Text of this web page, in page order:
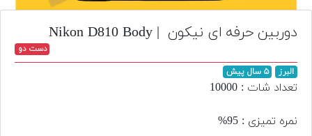
تجهیزات
مکث
افزودن
دست
دوم
دوربین حرفه ای نیکون | Nikon D810 Body
دست دو
البرز ۵ سال پیش
تعداد شات : 10000
نمره تمیزی : 95%